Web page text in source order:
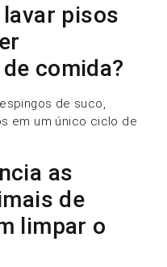
pisos
comida?
de suco,
em um único ciclo de
as
de
limpar o